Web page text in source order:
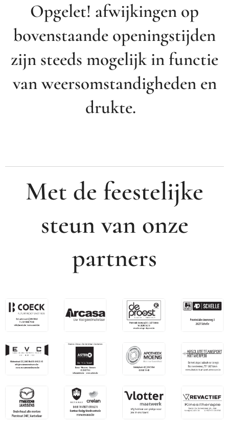
Opgelet! afwijkingen op
bovenstaande openingstijden
zijn steeds mogelijk in functie
van weersomstandigheden en
drukte.
Met de feestelijke
steun van onze
partners